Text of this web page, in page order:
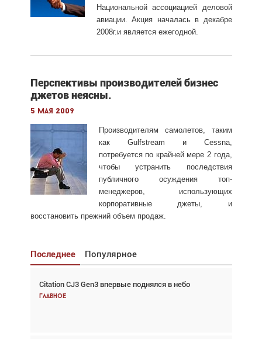
Национальной ассоциацией деловой
авиации. Акция началась в декабре
2008г.и является ежегодной.
Перспективы производителей бизнес
джетов неясны.
5 мая 2009
Производителям самолетов, таким
как Gulfstream и Cessna,
потребуется по крайней мере 2 года,
чтобы устранить последствия
публичного осуждения топ-
менеджеров, использующих
корпоративные джеты, и
восстановить прежний объем продаж.
Последнее Популярное
Citation CJ3 Gen3 впервые поднялся в небо
Главное
Взгляд с высоты: тандем вертолётов и БПЛА в
спасательных операциях